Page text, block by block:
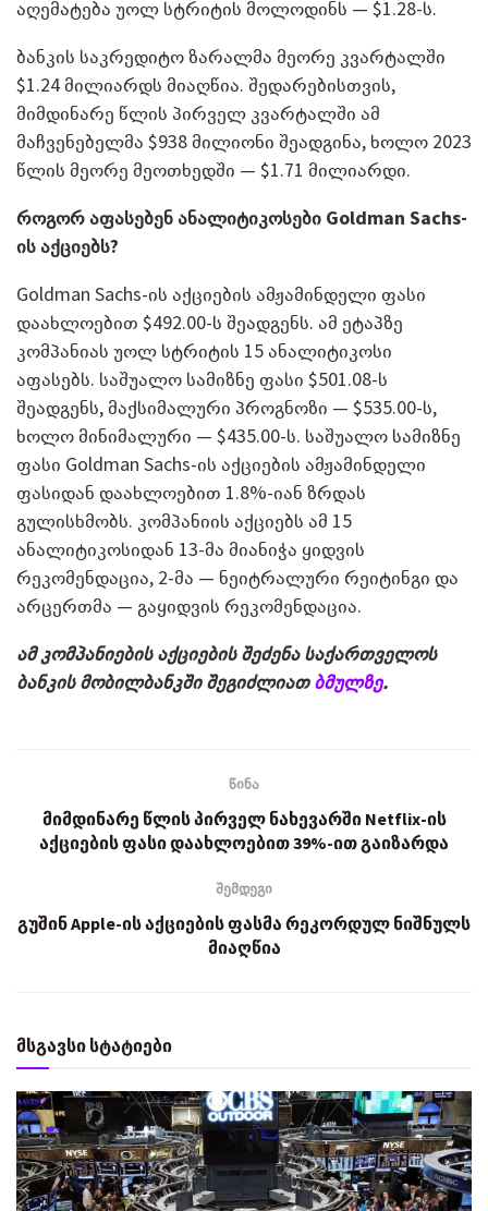
აღემატება უოლ სტრიტის მოლოდინს — $1.28-ს.
ბანკის საკრედიტო ზარალმა მეორე კვარტალში
$1.24 მილიარდს მიაღწია. შედარებისთვის,
მიმდინარე წლის პირველ კვარტალში ამ
მაჩვენებელმა $938 მილიონი შეადგინა, ხოლო 2023
წლის მეორე მეოთხედში — $1.71 მილიარდი.
როგორ აფასებენ ანალიტიკოსები Goldman Sachs-
ის აქციებს?
Goldman Sachs-ის აქციების ამჟამინდელი ფასი
დაახლოებით $492.00-ს შეადგენს. ამ ეტაპზე
კომპანიას უოლ სტრიტის 15 ანალიტიკოსი
აფასებს. საშუალო სამიზნე ფასი $501.08-ს
შეადგენს, მაქსიმალური პროგნოზი — $535.00-ს,
ხოლო მინიმალური — $435.00-ს. საშუალო სამიზნე
ფასი Goldman Sachs-ის აქციების ამჟამინდელი
ფასიდან დაახლოებით 1.8%-იან ზრდას
გულისხმობს. კომპანიის აქციებს ამ 15
ანალიტიკოსიდან 13-მა მიანიჭა ყიდვის
რეკომენდაცია, 2-მა — ნეიტრალური რეიტინგი და
არცერთმა — გაყიდვის რეკომენდაცია.
ამ კომპანიების აქციების შეძენა საქართველოს
ბანკის მობილბანკში შეგიძლიათბმულზე.
წინა
მიმდინარე წლის პირველ ნახევარში Netflix-ის
აქციების ფასი დაახლოებით 39%-ით გაიზარდა
შემდეგი
გუშინ Apple-ის აქციების ფასმა რეკორდულ ნიშნულს
მიაღწია
მსგავსი სტატიები